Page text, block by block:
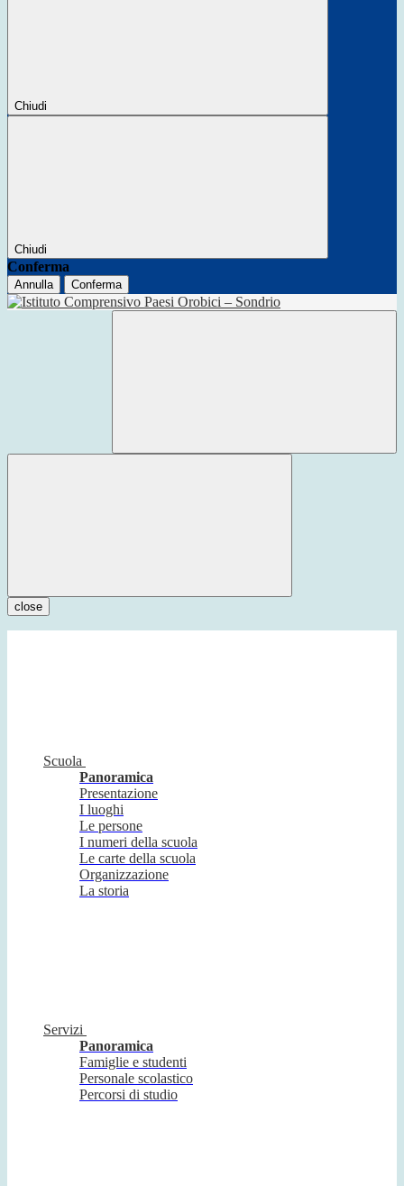
Chiudi
Chiudi
Conferma
Annulla Conferma
close
Scuola
Panoramica
Presentazione
I luoghi
Le persone
I numeri della scuola
Le carte della scuola
Organizzazione
La storia
Servizi
Panoramica
Famiglie e studenti
Personale scolastico
Percorsi di studio